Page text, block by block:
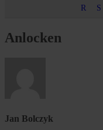
R S
Anlocken
Jan Bolczyk